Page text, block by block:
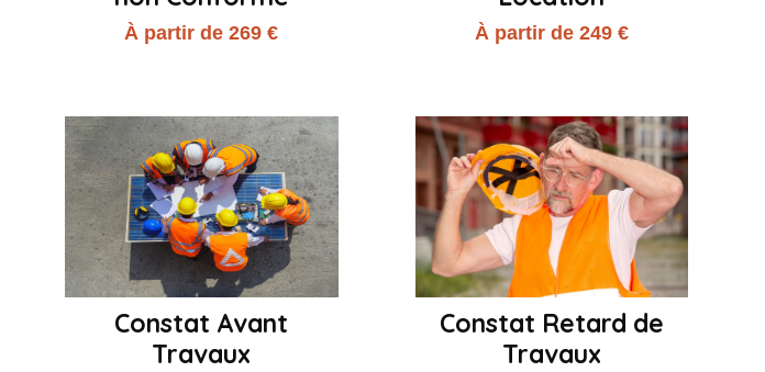
À partir de 269 € À partir de 249 €
Constat Avant
Travaux
Constat Retard de
Travaux